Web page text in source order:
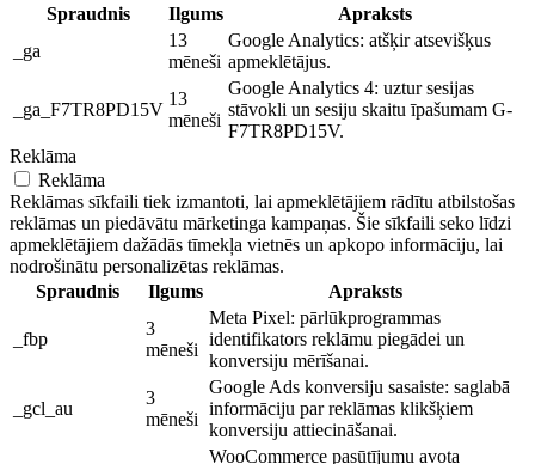
Spraudnis
Ilgums
Apraksts
_ga
13
mēneši
Google Analytics: atšķir atsevišķus
apmeklētājus.
_ga_F7TR8PD15V
13
mēneši
Google Analytics 4: uztur sesijas
stāvokli un sesiju skaitu īpašumam G-
F7TR8PD15V.
Reklāma
Reklāma
Reklāmas sīkfaili tiek izmantoti, lai apmeklētājiem rādītu atbilstošas ​​
reklāmas un piedāvātu mārketinga kampaņas. Šie sīkfaili seko līdzi
apmeklētājiem dažādās tīmekļa vietnēs un apkopo informāciju, lai
nodrošinātu personalizētas reklāmas.
Spraudnis
Ilgums Apraksts
_fbp
3
mēneši
Meta Pixel: pārlūkprogrammas
identifikators reklāmu piegādei un
konversiju mērīšanai.
_gcl_au
3
mēneši
Google Ads konversiju sasaiste: saglabā
informāciju par reklāmas klikšķiem
konversiju attiecināšanai.
WooCommerce pasūtījumu avota